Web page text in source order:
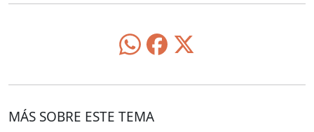
MÁS SOBRE ESTE TEMA